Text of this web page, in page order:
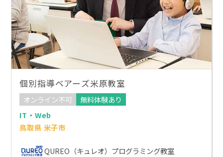
個別指導ベアーズ米原教室
オンライン不可
無料体験あり
IT・Web
鳥取県 米子市
QUREO（キュレオ）プログラミング教室